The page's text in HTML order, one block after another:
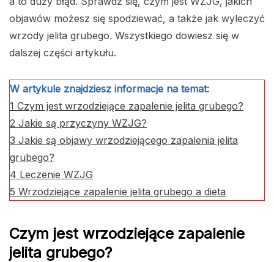
objawów możesz się spodziewać, a także jak wyleczyć
wrzody jelita grubego. Wszystkiego dowiesz się w
dalszej części artykułu.
W artykule znajdziesz informacje na temat:
1 Czym jest wrzodziejące zapalenie jelita grubego?
2 Jakie są przyczyny WZJG?
3 Jakie są objawy wrzodziejącego zapalenia jelita
grubego?
4 Leczenie WZJG
5 Wrzodziejące zapalenie jelita grubego a dieta
Czym jest wrzodziejące zapalenie
jelita grubego?